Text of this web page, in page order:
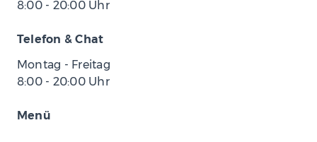
8:00- 20:00Uhr
Telefon & Chat
Montag - Freitag
8:00- 20:00Uhr
Menü